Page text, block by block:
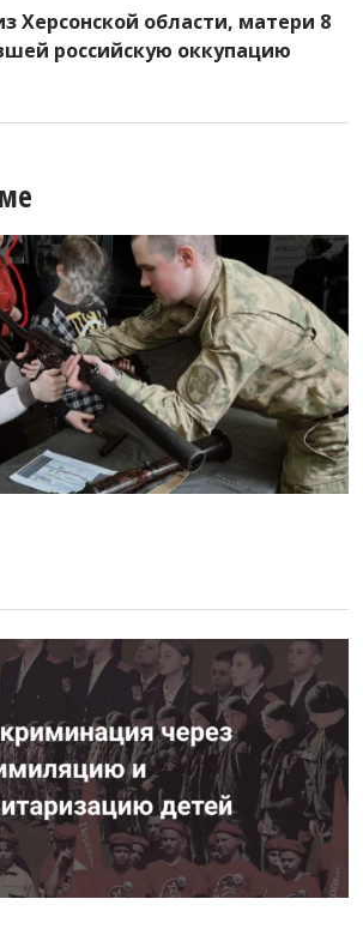
Херсонской области, матери 8
российскую оккупацию